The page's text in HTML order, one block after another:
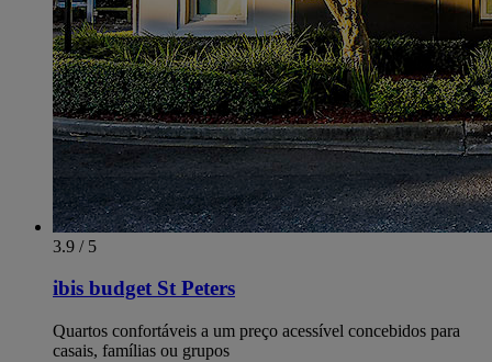
3.9 / 5
ibis budget St Peters
Quartos confortáveis a um preço acessível concebidos para
casais, famílias ou grupos